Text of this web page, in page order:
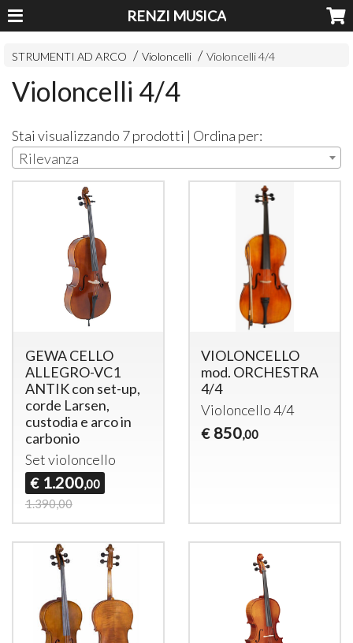
RENZI MUSICA
STRUMENTI AD ARCO Violoncelli Violoncelli 4/4
Violoncelli 4/4
Stai visualizzando 7 prodotti | Ordina per:
Rilevanza
GEWA CELLO
ALLEGRO-VC1
ANTIK con set-up,
corde Larsen,
custodia e arco in
carbonio
Set violoncello
€ 1.200,00
1.390,00
VIOLONCELLO
mod. ORCHESTRA
4/4
Violoncello 4/4
€ 850,00